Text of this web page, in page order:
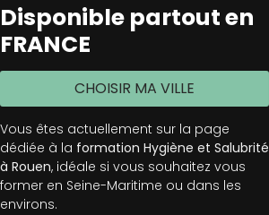
Disponible partout en
FRANCE
CHOISIR MA VILLE
Vous êtes actuellement sur la page
dédiée à la formation Hygiène et Salubrité
à Rouen, idéale si vous souhaitez vous
former en Seine-Maritime ou dans les
environs.